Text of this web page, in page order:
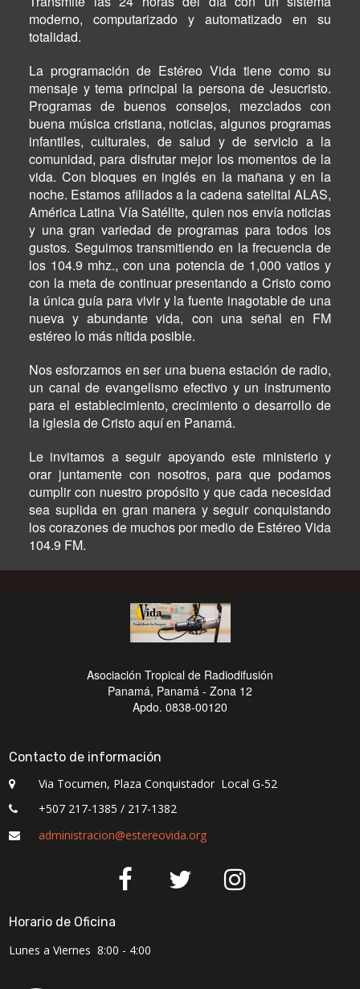
moderno, computarizado y automatizado en su
totalidad.
La programación de Estéreo Vida tiene como su
mensaje y tema principal la persona de Jesucristo.
Programas de buenos consejos, mezclados con
buena música cristiana, noticias, algunos programas
infantiles, culturales, de salud y de servicio a la
comunidad, para disfrutar mejor los momentos de la
vida. Con bloques en inglés en la mañana y en la
noche. Estamos afiliados a la cadena satelital ALAS,
América Latina Vía Satélite, quien nos envía noticias
y una gran variedad de programas para todos los
gustos. Seguimos transmitiendo en la frecuencia de
los 104.9 mhz., con una potencia de 1,000 vatios y
con la meta de continuar presentando a Cristo como
la única guía para vivir y la fuente inagotable de una
nueva y abundante vida, con una señal en FM
estéreo lo más nítida posible.
Nos esforzamos en ser una buena estación de radio,
un canal de evangelismo efectivo y un instrumento
para el establecimiento, crecimiento o desarrollo de
la iglesia de Cristo aquí en Panamá.
Le invitamos a seguir apoyando este ministerio y
orar juntamente con nosotros, para que podamos
cumplir con nuestro propósito y que cada necesidad
sea suplida en gran manera y seguir conquistando
los corazones de muchos por medio de Estéreo Vida
104.9 FM.
Asociación Tropical de Radiodifusión
Panamá, Panamá - Zona 12
Apdo. 0838-00120
Contacto de información
 Via Tocumen, Plaza Conquistador Local G-52
 +507 217-1385 / 217-1382
 administracion@estereovida.org
  
Horario de Oficina
Lunes a Viernes 8:00 - 4:00